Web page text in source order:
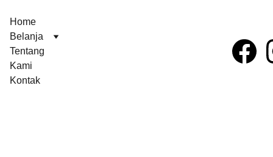
Home
Belanja
Tentang
Kami
Kontak